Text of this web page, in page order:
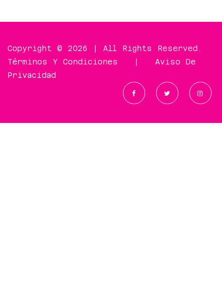
Copyright © 2026 | All Rights Reserved.
Términos Y Condiciones
Aviso De
Privacidad